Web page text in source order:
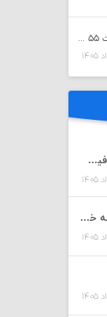
دانلود آهنگ دیجی باربد به نام تهران فیت ۵۵ (پادکست)
دانلود آهنگ دیجی باربد به نام تهران فیت ۵۵ (پادکست)
دانلود آهنگ میلاد علوی به نام خاموشه خطت